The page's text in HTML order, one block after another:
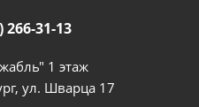
266-31-13
1 этаж
ул. Шварца 17